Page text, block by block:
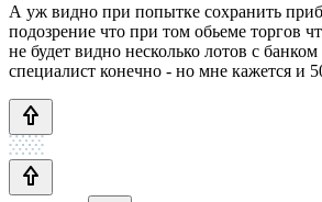
А уж видно при попытке сохранить
подозрение что при том обьеме торгов
не будет видно несколько лотов с
специалист конечно - но мне кажется и